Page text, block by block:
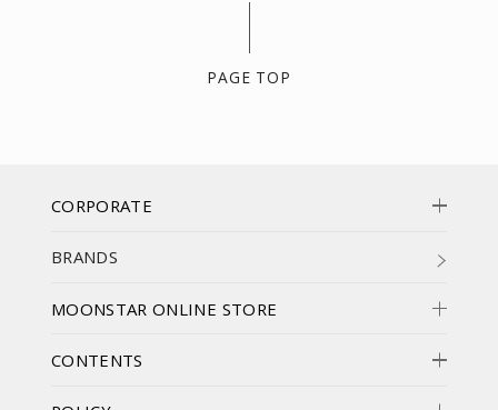
PAGE TOP
CORPORATE
BRANDS
MOONSTAR ONLINE STORE
CONTENTS